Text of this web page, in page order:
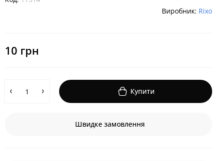
Виробник: Rixo
10 грн
Купити
Швидке замовлення